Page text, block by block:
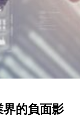
的負面影